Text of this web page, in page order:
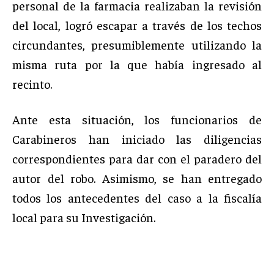
personal de la farmacia realizaban la revisión
del local, logró escapar a través de los techos
circundantes, presumiblemente utilizando la
misma ruta por la que había ingresado al
recinto.
Ante esta situación, los funcionarios de
Carabineros han iniciado las diligencias
correspondientes para dar con el paradero del
autor del robo. Asimismo, se han entregado
todos los antecedentes del caso a la fiscalía
local para su Investigación.